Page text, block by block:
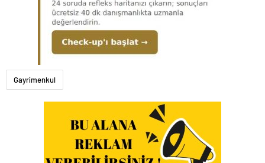
Gayrimenkul